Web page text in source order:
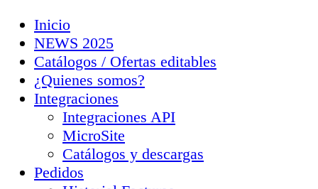
Inicio
NEWS 2025
Catálogos / Ofertas editables
¿Quienes somos?
Integraciones
Integraciones API
MicroSite
Catálogos y descargas
Pedidos